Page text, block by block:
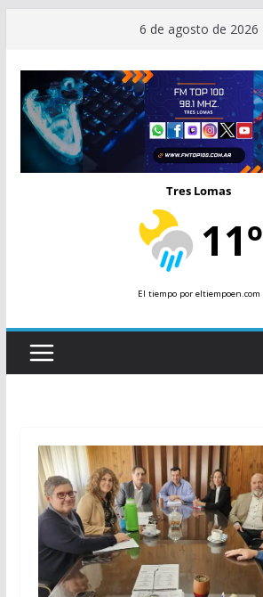
contenido
6 de agosto de 2026
Tres Lomas
11º
El tiempopor eltiempoen.com